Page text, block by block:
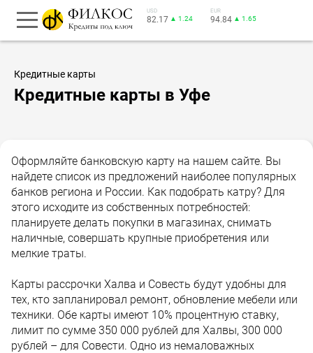
USD
82.17 ▲ 1.24
EUR
94.84 ▲ 1.65
Кредитные карты
Кредитные карты в Уфе
Оформляйте банковскую карту на нашем сайте. Вы
найдете список из предложений наиболее популярных
банков региона и России. Как подобрать катру? Для
этого исходите из собственных потребностей:
планируете делать покупки в магазинах, снимать
наличные, совершать крупные приобретения или
мелкие траты.
Карты рассрочки Халва и Совесть будут удобны для
тех, кто запланировал ремонт, обновление мебели или
техники. Обе карты имеют 10% процентную ставку,
лимит по сумме 350 000 рублей для Халвы, 300 000
рублей – для Совести. Одно из немаловажных